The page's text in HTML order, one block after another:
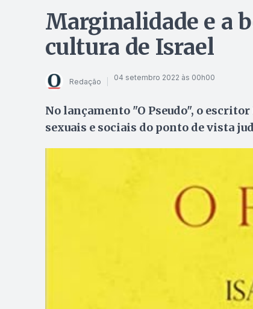
Marginalidade e a
cultura de Israel
Redação 04 setembro 2022 às 00h00
No lançamento "O Pseudo", o
sexuais e sociais do ponto de vista